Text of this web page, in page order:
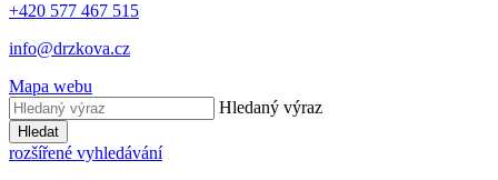
+420 577 467 515
info@drzkova.cz
Mapa webu
Hledaný výraz
Hledat
rozšířené vyhledávání